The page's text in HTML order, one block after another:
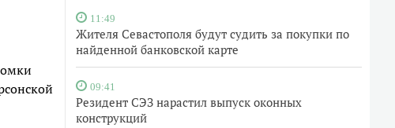
11:49
Жителя Севастополя будут судить за покупки по
найденной банковской карте
09:41
Резидент СЭЗ нарастил выпуск оконных
конструкций